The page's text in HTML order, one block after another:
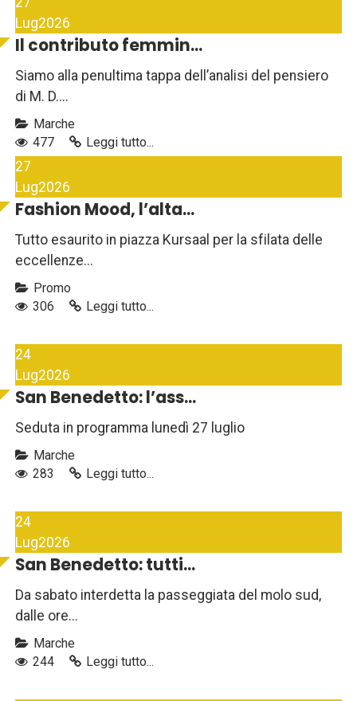
Lug2026
Il contributo femmin...
Siamo alla penultima tappa dell’analisi del pensiero
di M. D....
Marche
477
Leggi tutto...
27
Lug2026
Fashion Mood, l’alta...
Tutto esaurito in piazza Kursaal per la sfilata delle
eccellenze...
Promo
306
Leggi tutto...
24
Lug2026
San Benedetto: l’ass...
Seduta in programma lunedì 27 luglio
Marche
283
Leggi tutto...
24
Lug2026
San Benedetto: tutti...
Da sabato interdetta la passeggiata del molo sud,
dalle ore...
Marche
244
Leggi tutto...